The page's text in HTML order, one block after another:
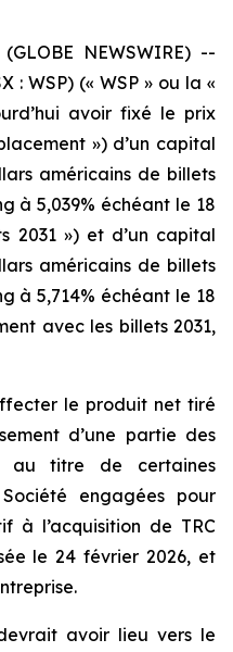
NEWSWIRE) --
: WSP) (« WSP » ou la «
avoir fixé le prix
») d’un capital
américains de billets
à 5,039% échéant le 18
2031 ») et d’un capital
américains de billets
à 5,714% échéant le 18
avec les billets 2031,
le produit net tiré
d’une partie des
au titre de certaines
engagées pour
à l’acquisition de TRC
le 24 février 2026, et
avoir lieu vers le